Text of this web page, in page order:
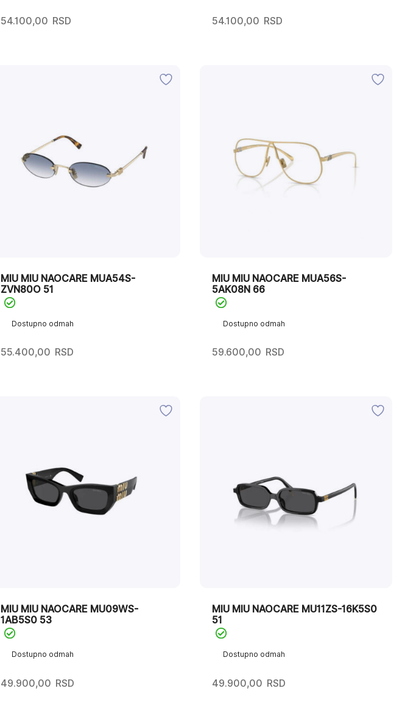
54.100,00 RSD 54.100,00 RSD
Dostupno odmah
MIU MIU NAOCARE MUA54S-
ZVN80O 51
55.400,00 RSD
Dostupno odmah
MIU MIU NAOCARE MUA56S-
5AK08N 66
59.600,00 RSD
Dostupno odmah
MIU MIU NAOCARE MU09WS-
1AB5S0 53
49.900,00 RSD
Dostupno odmah
MIU MIU NAOCARE MU11ZS-16K5S0
51
49.900,00 RSD